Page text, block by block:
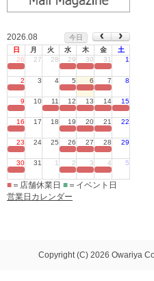
2026.08
今日
日
月 火 水 木 金
土
26
27 28 29 30 31 1
2 3 4 5 6 7 8
9 10 11 12 13 14 15
16 17 18 19 20 21 22
23 24 25 26 27 28 29
30 31 1 2 3 4 5
■ ＝店舗休業日 ■ ＝イベント日
営業日カレンダー
Copyright (C) 2026 Owariya